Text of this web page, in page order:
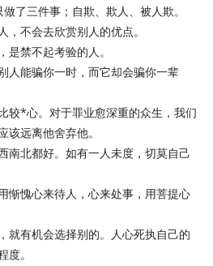
了三件事；自欺、欺人、被人欺。
不会去欣赏别人的优点。
禁不起考验的人。
人能骗你一时，而它却会骗你一辈
较*心。对于罪业愈深重的众生，我们
该远离他舍弃他。
南北都好。如有一人未度，切莫自己
惭愧心来待人，心来处事，用菩提心
就有机会选择别的。人心死执自己的
。